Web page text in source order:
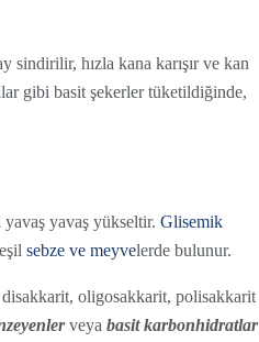
sindirilir, hızla kana karışır ve kan
gibi basit şekerler tüketildiğinde,
yavaş yükseltir. Glisemik
sebze ve meyvelerde bulunur.
oligosakkarit, polisakkarit
veya basit karbonhidratlar